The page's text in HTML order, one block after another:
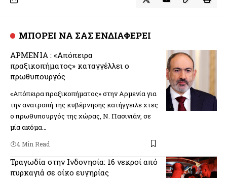
ΜΠΟΡΕΙ ΝΑ ΣΑΣ ΕΝΔΙΑΦΕΡΕΙ
ΑΡΜΕΝΙΑ : «Απόπειρα
πραξικοπήματος» καταγγέλλει ο
πρωθυπουργός
«Απόπειρα πραξικοπήματος» στην Αρμενία για
την ανατροπή της κυβέρνησης κατήγγειλε χτες
ο πρωθυπουργός της χώρας, Ν. Πασινιάν, σε
μία ακόμα…
4 Min Read
Τραγωδία στην Ινδονησία: 16 νεκροί από
πυρκαγιά σε οίκο ευγηρίας